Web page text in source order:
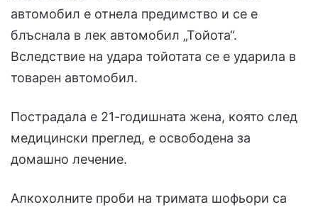
автомобил е отнела предимство и се е
блъснала в лек автомобил „Тойота“.
Вследствие на удара тойотата се е ударила в
товарен автомобил.
Пострадала е 21-годишната жена, която след
медицински преглед, е освободена за
домашно лечение.
Алкохолните проби на тримата шофьори са